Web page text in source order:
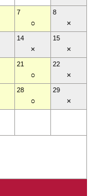
7
○
8
×
14
×
15
×
21
○
22
×
28
○
29
×